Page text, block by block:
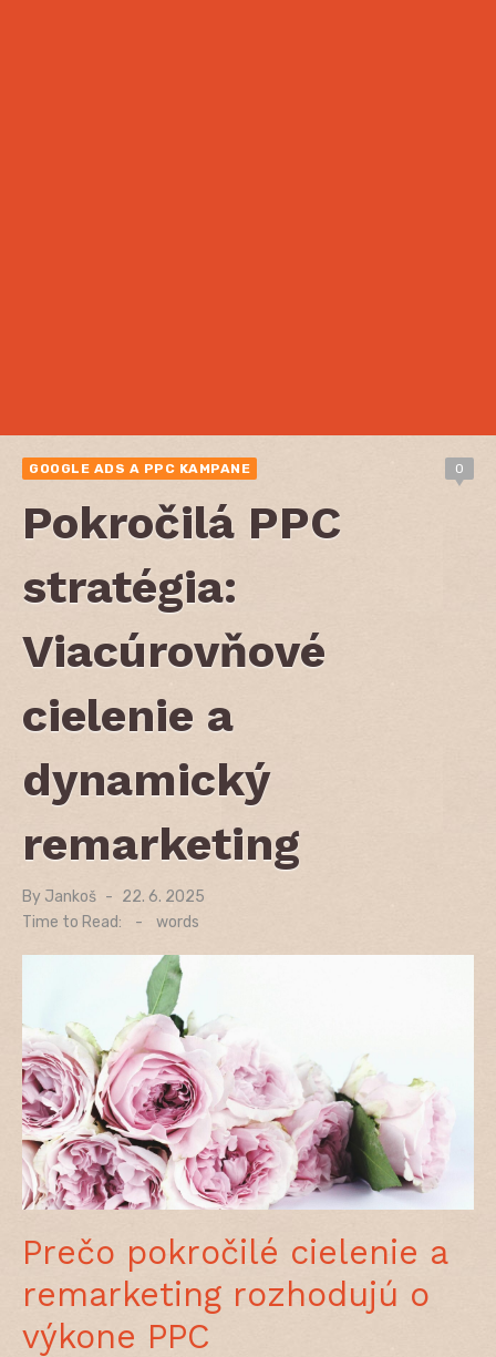
GOOGLE ADS A PPC KAMPANE 0
Pokročilá PPC
stratégia:
Viacúrovňové
cielenie a
dynamický
remarketing
By Jankoš
Posted
22. 6. 2025
Time to Read:
- words
Prečo pokročilé cielenie a
remarketing rozhodujú o
výkone PPC